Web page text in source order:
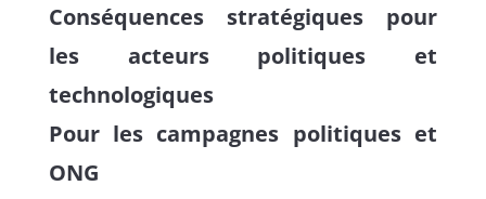
Conséquences stratégiques pour
les acteurs politiques et
technologiques
Pour les campagnes politiques et
ONG